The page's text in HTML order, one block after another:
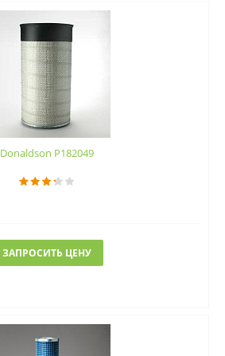
Donaldson P182049
ЗАПРОСИТЬ ЦЕНУ